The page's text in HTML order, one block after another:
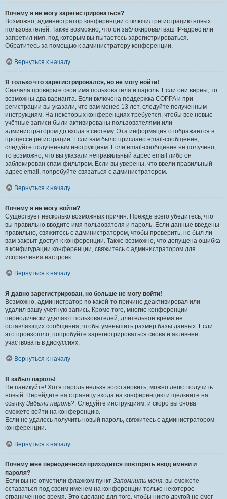
Почему я не могу зарегистрироваться?
Возможно, администратор конференции отключил регистрацию новых
пользователей. Также возможно, что он заблокировал ваш IP-адрес или
запретил имя, под которым вы пытаетесь зарегистрироваться.
Обратитесь за помощью к администратору конференции.
Вернуться к началу
Я только что зарегистрировался, но не могу войти!
Сначала проверьте свои имя пользователя и пароль. Если они верны, то
возможны два варианта. Если включена поддержка COPPA и при
регистрации вы указали, что вам менее 13 лет, следуйте полученным
инструкциям. На некоторых конференциях требуется, чтобы все новые
учётные записи были активированы пользователями или
администратором до входа в систему. Эта информация отображается в
процессе регистрации. Если вам было прислано email-сообщение,
следуйте полученным инструкциям. Если email-сообщение не получено,
то возможно, что вы указали неправильный адрес email либо он
заблокирован спам-фильтром. Если вы уверены, что ввели правильный
адрес email, попробуйте связаться с администратором.
Вернуться к началу
Почему я не могу войти?
Существует несколько возможных причин. Прежде всего убедитесь, что
вы правильно вводите имя пользователя и пароль. Если данные введены
правильно, свяжитесь с администратором, чтобы проверить, не был ли
вам закрыт доступ к конференции. Также возможно, что допущена ошибка
в конфигурации конференции, свяжитесь с администратором для
исправления настроек.
Вернуться к началу
Я давно зарегистрирован, но больше не могу войти!
Возможно, администратор по какой-то причине деактивировал или
удалил вашу учётную запись. Кроме того, многие конференции
периодически удаляют пользователей, длительное время не
оставляющих сообщения, чтобы уменьшить размер базы данных. Если
это произошло, попробуйте зарегистрироваться снова и активнее
участвовать в дискуссиях.
Вернуться к началу
Я забыл пароль!
Не паникуйте! Хотя пароль нельзя восстановить, можно легко получить
новый. Перейдите на страницу входа на конференцию и щёлкните на
ссылку Забыли пароль?. Следуйте инструкциям, и скоро вы снова
сможете войти на конференцию.
Если не удалось получить новый пароль, свяжитесь с администратором
конференции.
Вернуться к началу
Почему мне периодически приходится повторять ввод имени и
пароля?
Если вы не отметили флажком пункт Запомнить меня, вы сможете
оставаться под своим именем на конференции только некоторое
ограниченное время. Это сделано для того, чтобы никто другой не смог